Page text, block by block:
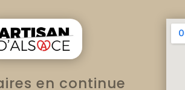
en continue